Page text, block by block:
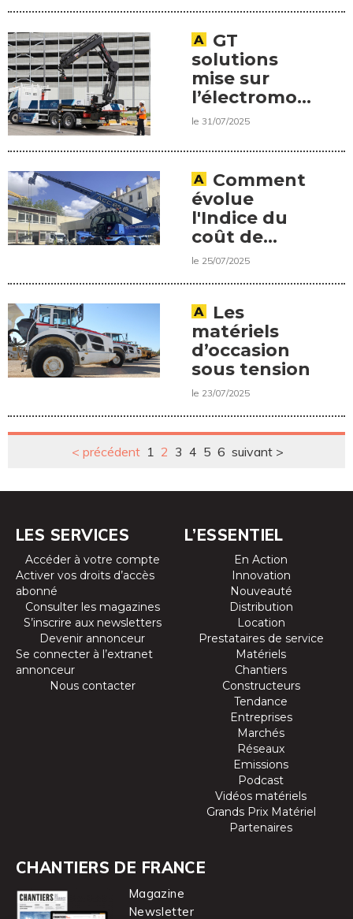
GT
solutions
mise sur
l’électromobilité
lourde du
kilomètre
le 31/07/2025
Comment
évolue
l'Indice du
coût de
revient
le 25/07/2025
Les
matériels
d’occasion
sous tension
le 23/07/2025
< précédent 1 2 3 4 5 6 suivant >
LES SERVICES
Accéder à votre compte
Activer vos droits d’accès
abonné
Consulter les magazines
S’inscrire aux newsletters
Devenir annonceur
Se connecter à l’extranet
annonceur
Nous contacter
L’ESSENTIEL
En Action
Innovation
Nouveauté
Distribution
Location
Prestataires de service
Matériels
Chantiers
Constructeurs
Tendance
Entreprises
Marchés
Réseaux
Emissions
Podcast
Vidéos matériels
Grands Prix Matériel
Partenaires
CHANTIERS DE FRANCE
Magazine
Newsletter